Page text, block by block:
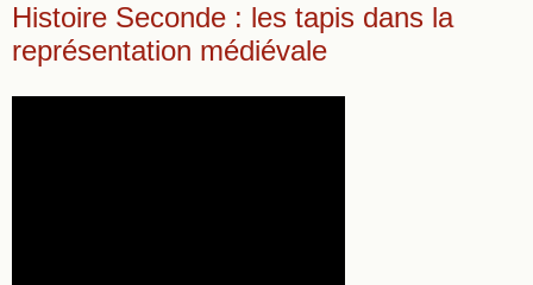
Histoire Seconde : les tapis dans la
représentation médiévale